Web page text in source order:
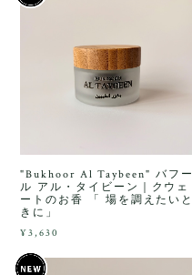
"Bukhoor Al Taybeen" バフー
ル アル・タイビーン｜クウェ
ートのお香 「 場を調えたいと
きに」
¥3,630